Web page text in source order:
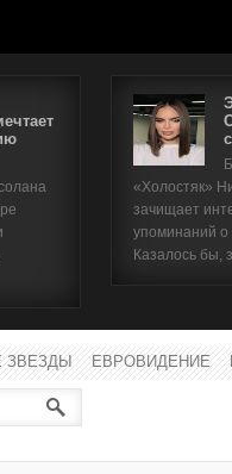
«Холостяк»
зачищает
упоминаний
Казалось бы,
ЗВЕЗДЫ ЕВРОВИДЕНИЕ
Имя